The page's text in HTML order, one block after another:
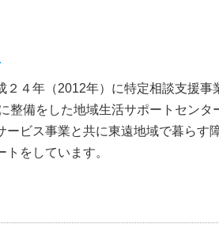
４年（2012年）に特定相談支援事
整備をした地域生活サポートセンタ
ビス事業と共に東遠地域で暮らす
をしています。